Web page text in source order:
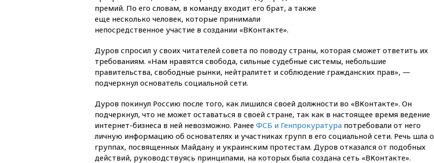
105 пляжах в Анапе
14:09Глава Тувы включил
сенатора Нарусову в список
программу по открытию
партнерских хабов
13:53 Сенаторы Аргентины
одобрили скандальный
законопроект о частной
собственности
премий. По его словам, в команду входит его брат, а также
еще несколько человек, которые принимали
непосредственное участие в создании «ВКонтакте».
Дуров спросил у своих читателей совета по поводу страны, которая сможет ответить их
требованиям. «Нам нравятся свобода, сильные судебные системы, небольшие
правительства, свободные рынки, нейтралитет и соблюдение гражданских прав», —
подчеркнул основатель социальной сети.
Дуров покинул Россию после того, как лишился своей должности во «ВКонтакте». Он
подчеркнул, что не может оставаться в своей стране, так как в настоящее время ведение
интернет-бизнеса в ней невозможно. Ранее ФСБ и Генпрокуратура потребовали от него
личную информацию об основателях и участниках групп в его социальной сети. Речь шла о
группах, посвященных Майдану и украинским протестам. Дуров отказался от подобных
действий, руководствуясь принципами, на которых была создана сеть «ВКонтакте».